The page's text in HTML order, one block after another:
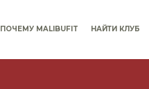
ПОЧЕМУ MALIBUFIT НАЙТИ КЛУБ